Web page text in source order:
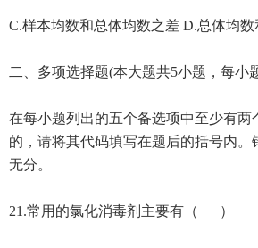
C.样本均数和总体均数之差 D.总体均
二、多项选择题(本大题共5小题，每小
在每小题列出的五个备选项中至少有两
的，请将其代码填写在题后的括号内。
无分。
21.常用的氯化消毒剂主要有（ ）